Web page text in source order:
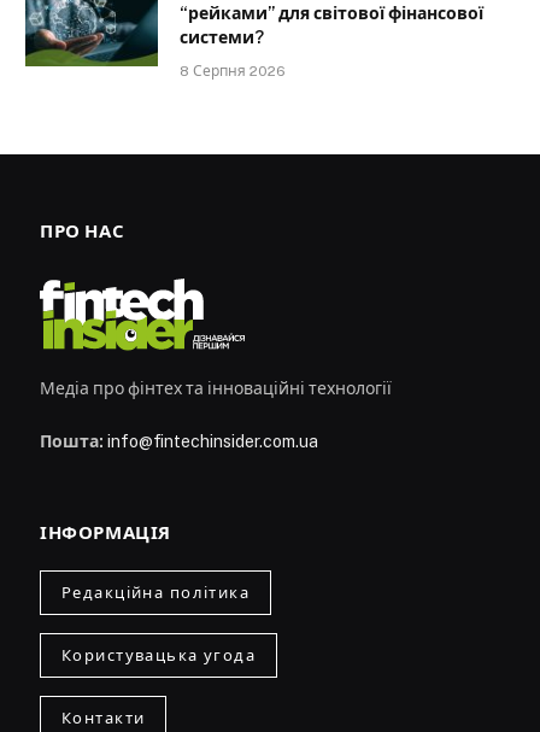
“рейками” для світової фінансової
системи?
8 Серпня 2026
ПРО НАС
Медіа про фінтех та інноваційні технології
Пошта: info@fintechinsider.com.ua
ІНФОРМАЦІЯ
Редакційна політика
Користувацька угода
Контакти